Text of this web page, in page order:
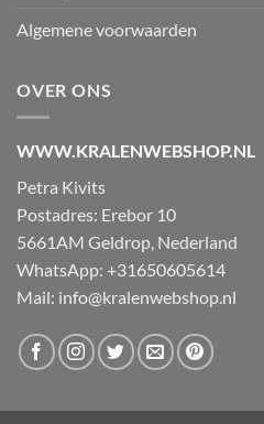
Algemene voorwaarden
OVER ONS
WWW.KRALENWEBSHOP.NL
Petra Kivits
Postadres: Erebor 10
5661AM Geldrop, Nederland
WhatsApp: +31650605614
Mail: info@kralenwebshop.nl